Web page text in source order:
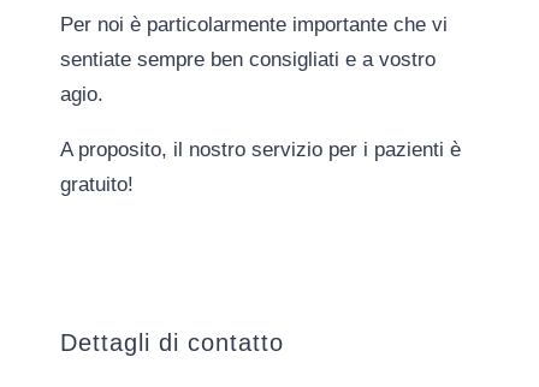
Per noi è particolarmente importante che vi
sentiate sempre ben consigliati e a vostro
agio.
A proposito, il nostro servizio per i pazienti è
gratuito!
Dettagli di contatto